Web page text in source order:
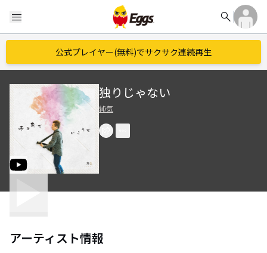
menu search
公式プレイヤー(無料)でサクサク連続再生
独りじゃない
純気
アーティスト情報